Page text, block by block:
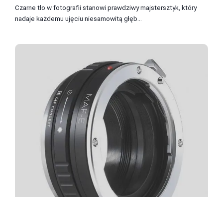
Czarne tło w fotografii stanowi prawdziwy majstersztyk, który
nadaje każdemu ujęciu niesamowitą głęb...